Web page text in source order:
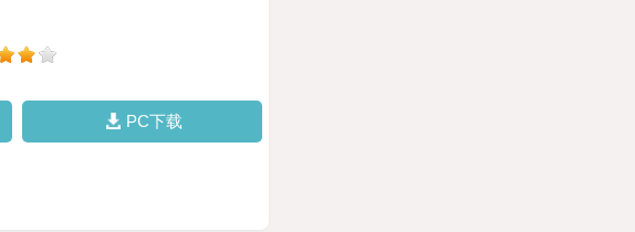
PC下载